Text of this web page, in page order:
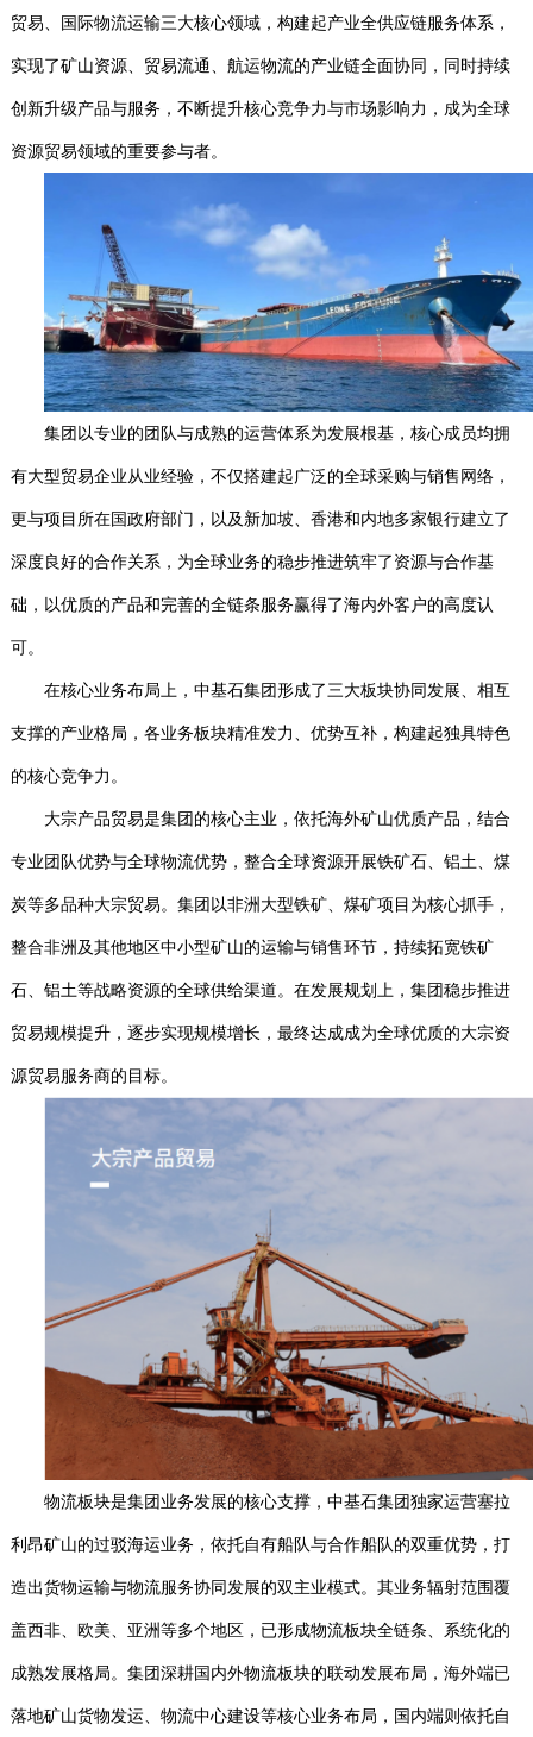
贸易、国际物流运输三大核心领域，构建起产业全供应链服务体系，
实现了矿山资源、贸易流通、航运物流的产业链全面协同，同时持续
创新升级产品与服务，不断提升核心竞争力与市场影响力，成为全球
资源贸易领域的重要参与者。
集团以专业的团队与成熟的运营体系为发展根基，核心成员均拥
有大型贸易企业从业经验，不仅搭建起广泛的全球采购与销售网络，
更与项目所在国政府部门，以及新加坡、香港和内地多家银行建立了
深度良好的合作关系，为全球业务的稳步推进筑牢了资源与合作基
础，以优质的产品和完善的全链条服务赢得了海内外客户的高度认
可。
在核心业务布局上，中基石集团形成了三大板块协同发展、相互
支撑的产业格局，各业务板块精准发力、优势互补，构建起独具特色
的核心竞争力。
大宗产品贸易是集团的核心主业，依托海外矿山优质产品，结合
专业团队优势与全球物流优势，整合全球资源开展铁矿石、铝土、煤
炭等多品种大宗贸易。集团以非洲大型铁矿、煤矿项目为核心抓手，
整合非洲及其他地区中小型矿山的运输与销售环节，持续拓宽铁矿
石、铝土等战略资源的全球供给渠道。在发展规划上，集团稳步推进
贸易规模提升，逐步实现规模增长，最终达成成为全球优质的大宗资
源贸易服务商的目标。
物流板块是集团业务发展的核心支撑，中基石集团独家运营塞拉
利昂矿山的过驳海运业务，依托自有船队与合作船队的双重优势，打
造出货物运输与物流服务协同发展的双主业模式。其业务辐射范围覆
盖西非、欧美、亚洲等多个地区，已形成物流板块全链条、系统化的
成熟发展格局。集团深耕国内外物流板块的联动发展布局，海外端已
落地矿山货物发运、物流中心建设等核心业务布局，国内端则依托自